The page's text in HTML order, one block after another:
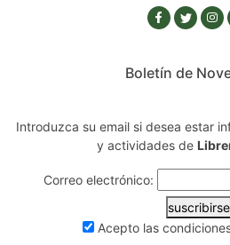
Boletín de
Introduzca su email si desea estar
y actividades de
Correo electrónico:
suscribirse
Acepto las